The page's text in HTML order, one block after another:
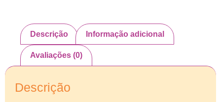
Descrição Informação adicional
Avaliações (0)
Descrição